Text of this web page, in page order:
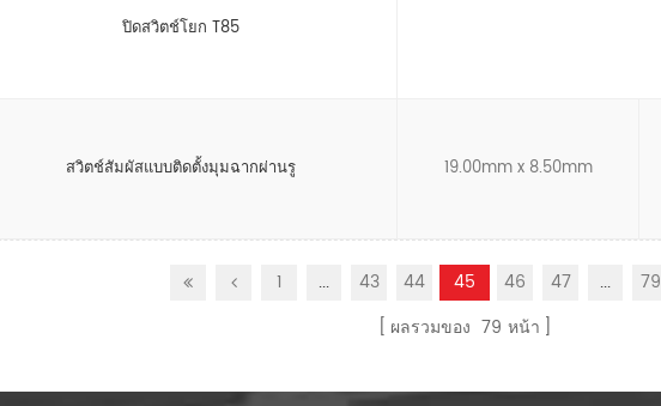
ปิดสวิตช์โยก T85
สวิตช์สัมผัสแบบติดตั้งมุมฉากผ่านรู 19.00mm x 8.50mm
1 ... 43 44 45 46 47 ...
79
ผลรวมของ 79 หน้า